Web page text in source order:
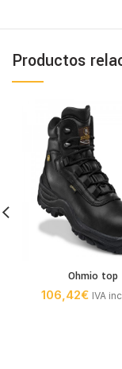
Productos
Ohmio top
106,42€ IVA